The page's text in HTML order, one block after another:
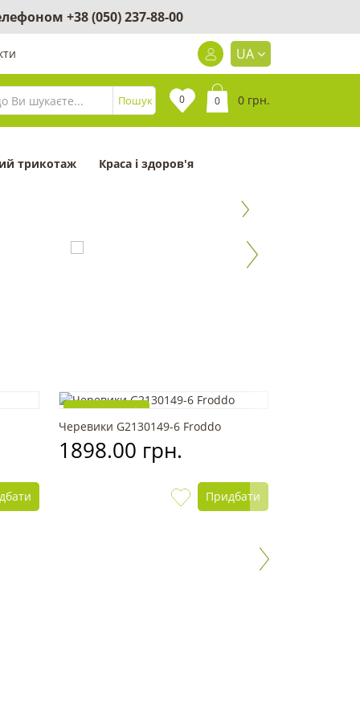
+38 (050) 237-88-00
UA
Пошук 0 0 0 грн.
трикотаж Краса і здоров'я
Топ продажів
Черевики G2130149-6 Froddo
1898.00 грн.
Придбати